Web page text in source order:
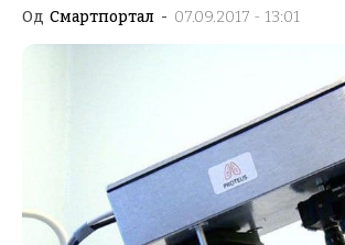
Од Смартпортал - 07.09.2017 - 13:01